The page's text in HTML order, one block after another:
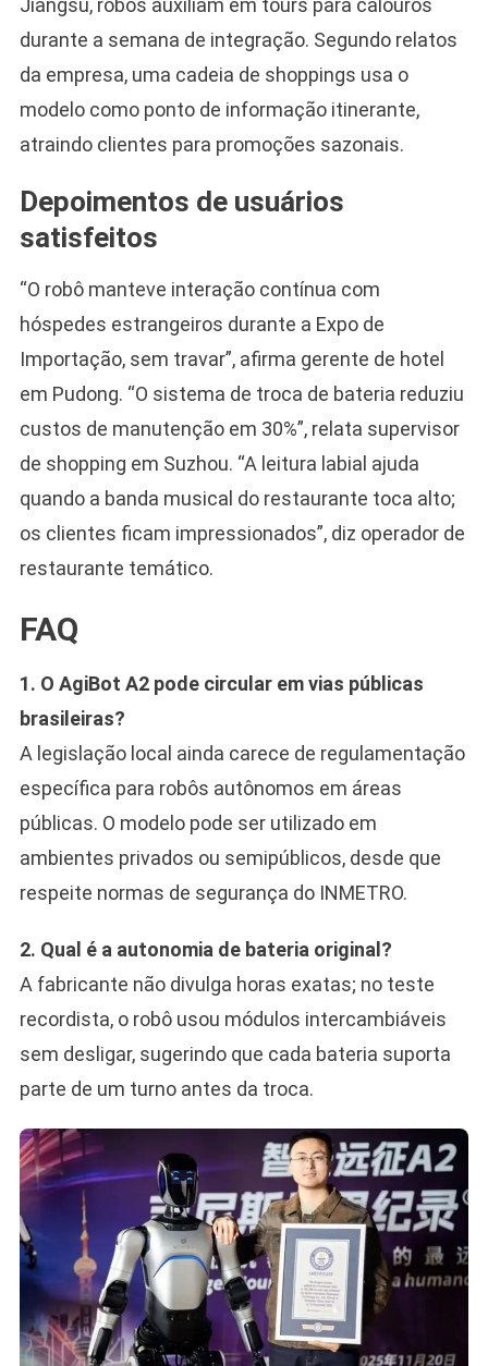
Jiangsu, robôs auxiliam em tours para calouros
durante a semana de integração. Segundo relatos
da empresa, uma cadeia de shoppings usa o
modelo como ponto de informação itinerante,
atraindo clientes para promoções sazonais.
Depoimentos de usuários
satisfeitos
“O robô manteve interação contínua com
hóspedes estrangeiros durante a Expo de
Importação, sem travar”, afirma gerente de hotel
em Pudong. “O sistema de troca de bateria reduziu
custos de manutenção em 30%”, relata supervisor
de shopping em Suzhou. “A leitura labial ajuda
quando a banda musical do restaurante toca alto;
os clientes ficam impressionados”, diz operador de
restaurante temático.
FAQ
1. O AgiBot A2 pode circular em vias públicas
brasileiras?
A legislação local ainda carece de regulamentação
específica para robôs autônomos em áreas
públicas. O modelo pode ser utilizado em
ambientes privados ou semipúblicos, desde que
respeite normas de segurança do INMETRO.
2. Qual é a autonomia de bateria original?
A fabricante não divulga horas exatas; no teste
recordista, o robô usou módulos intercambiáveis
sem desligar, sugerindo que cada bateria suporta
parte de um turno antes da troca.